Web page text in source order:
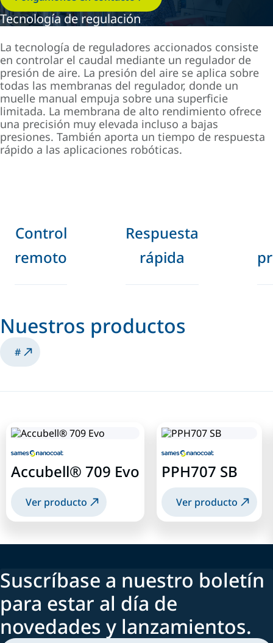
Tecnología de regulación
La tecnología de reguladores accionados consiste
en controlar el caudal mediante un regulador de
presión de aire. La presión del aire se aplica sobre
todas las membranas del regulador, donde un
muelle manual empuja sobre una superficie
limitada. La membrana de alto rendimiento ofrece
una precisión muy elevada incluso a bajas
presiones. También aporta un tiempo de respuesta
rápido a las aplicaciones robóticas.
Control
remoto
Respuesta
rápida
Nuestros productos
#
Accubell® 709 Evo
Ver producto
PPH707 SB
Ver producto
Suscríbase a nuestro boletín
para estar al día de
novedades y lanzamientos.